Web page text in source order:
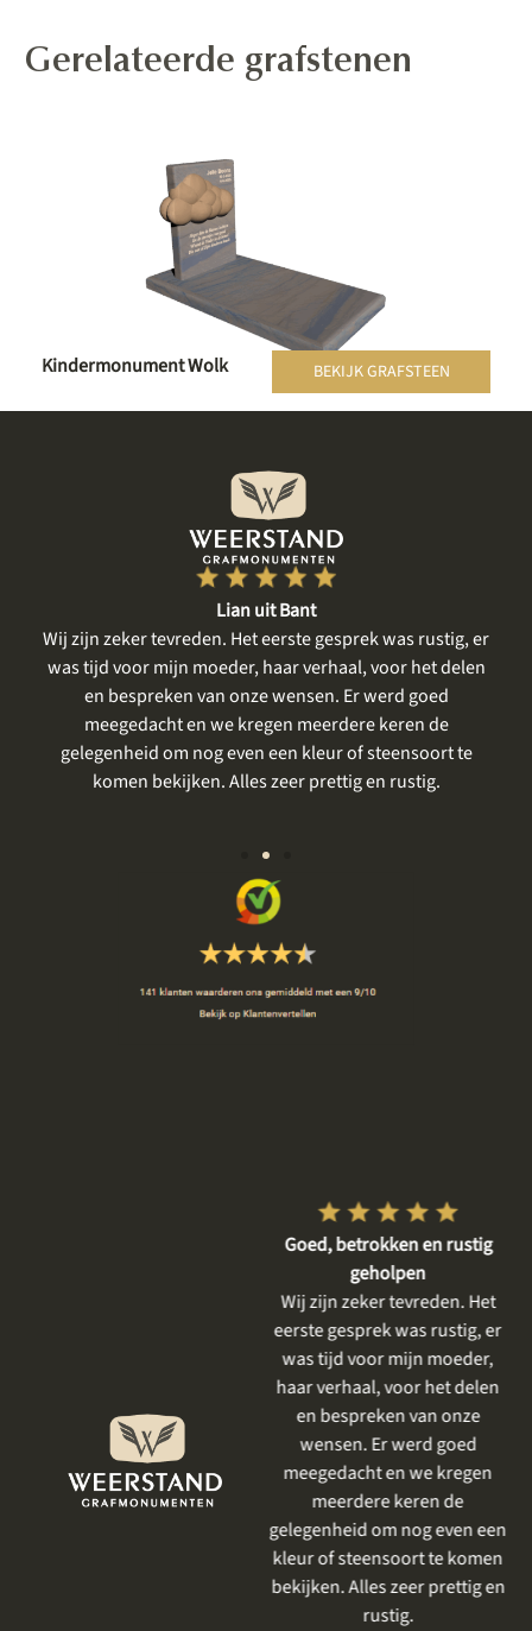
Gerelateerde grafstenen
Kindermonument Wolk BEKIJK GRAFSTEEN
Lian uit Bant
Wij zijn zeker tevreden. Het eerste gesprek was rustig, er
was tijd voor mijn moeder, haar verhaal, voor het delen
en bespreken van onze wensen. Er werd goed
meegedacht en we kregen meerdere keren de
gelegenheid om nog even een kleur of steensoort te
komen bekijken. Alles zeer prettig en rustig.
mooi vind. Het resultaat is
prachtig geworden . Ik had al
eerder iets laten uitvoeren
door Weerstand en net als
Goed, betrokken en rustig
geholpen
Wij zijn zeker tevreden. Het
eerste gesprek was rustig, er
was tijd voor mijn moeder,
haar verhaal, voor het delen
en bespreken van onze
wensen. Er werd goed
meegedacht en we kregen
meerdere keren de
gelegenheid om nog even een
kleur of steensoort te komen
bekijken. Alles zeer prettig en
rustig.